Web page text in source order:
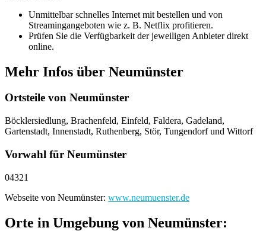
Unmittelbar schnelles Internet mit bestellen und von
Streamingangeboten wie z. B. Netflix profitieren.
Prüfen Sie die Verfügbarkeit der jeweiligen Anbieter direkt
online.
Mehr Infos über Neumünster
Ortsteile von Neumünster
Böcklersiedlung, Brachenfeld, Einfeld, Faldera, Gadeland,
Gartenstadt, Innenstadt, Ruthenberg, Stör, Tungendorf und Wittorf
Vorwahl für Neumünster
04321
Webseite von Neumünster: www.neumuenster.de
Orte in Umgebung von Neumünster: